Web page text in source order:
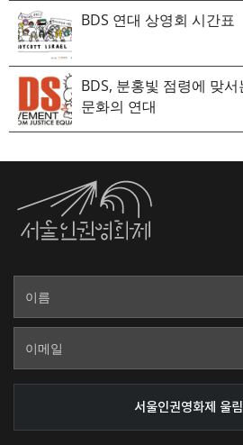
BDS 연대 상영회 시간표
BDS, 분홍빛 점령에 맞
문화의 연대